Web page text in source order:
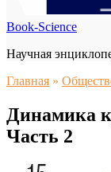
Book-Science
Научная
Главная »
Динамика
Часть 2